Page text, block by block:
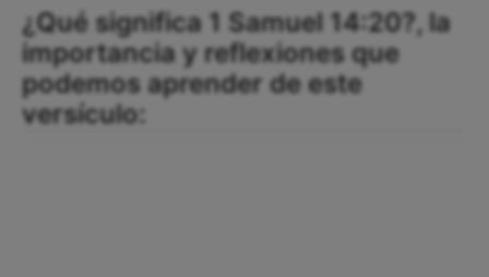
¿Qué significa 1 Samuel 14:20?, la
importancia y reflexiones que
podemos aprender de este
versículo: